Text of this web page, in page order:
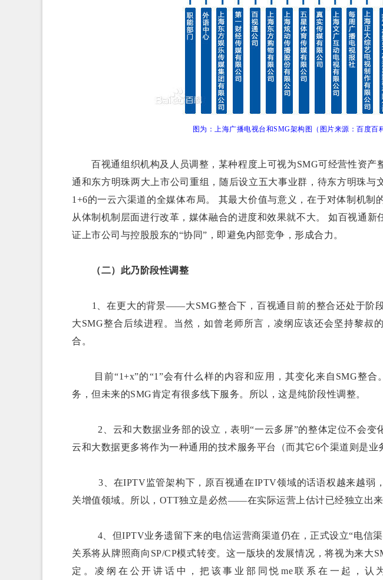
图为：上海广播电视台和SMG架构图（图片来源：百度百
百视通组织机构及人员调整，某种程度上可视为SMG可经营性资产
通和东方明珠两大上市公司重组，随后设立五大事业群，待东方明珠与
1+6的一云六渠道的全媒体布局。 其最大价值与意义，在于对体制机制
从体制机制层面进行改革，媒体融合的进度和效果就不大。 如百视通新
证上市公司与控股股东的“协同”，即避免内部竞争，形成合力。
（二）此乃阶段性调整
1、在更大的背景——大SMG整合下，百视通目前的整合还处于阶段
大SMG整合后续进程。当然，如曾老师所言，凌纲应该还会坚持黎叔
合。
目前“1+x”的“1”会有什么样的内容和应用，其变化来自SMG整合
务，但未来的SMG肯定有很多线下服务。所以，这是纯阶段性调整。
2、云和大数据业务部的设立，表明“一云多屏”的整体定位不会变化
云和大数据更多将作为一种通用的技术服务平台（而其它6个渠道则是业
3、在IPTV监管架构下，原百视通在IPTV领域的话语权越来越弱，
关增值领域。所以，OTT独立是必然——在实际运营上估计已经独立出来
4、但IPTV业务遗留下来的电信运营商渠道仍在，正式设立“电信渠
关系将从牌照商向SP/CP模式转变。这一版块的发展情况，将视为来大
定。凌纲在公开讲话中，把该事业部同悦me联系在一起，认